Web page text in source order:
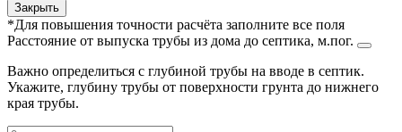
Закрыть
*Для повышения точности расчёта заполните все поля
Расстояние от выпуска трубы из дома до септика, м.пог.
Важно определиться с глубиной трубы на вводе в септик.
Укажите, глубину трубы от поверхности грунта до нижнего
края трубы.